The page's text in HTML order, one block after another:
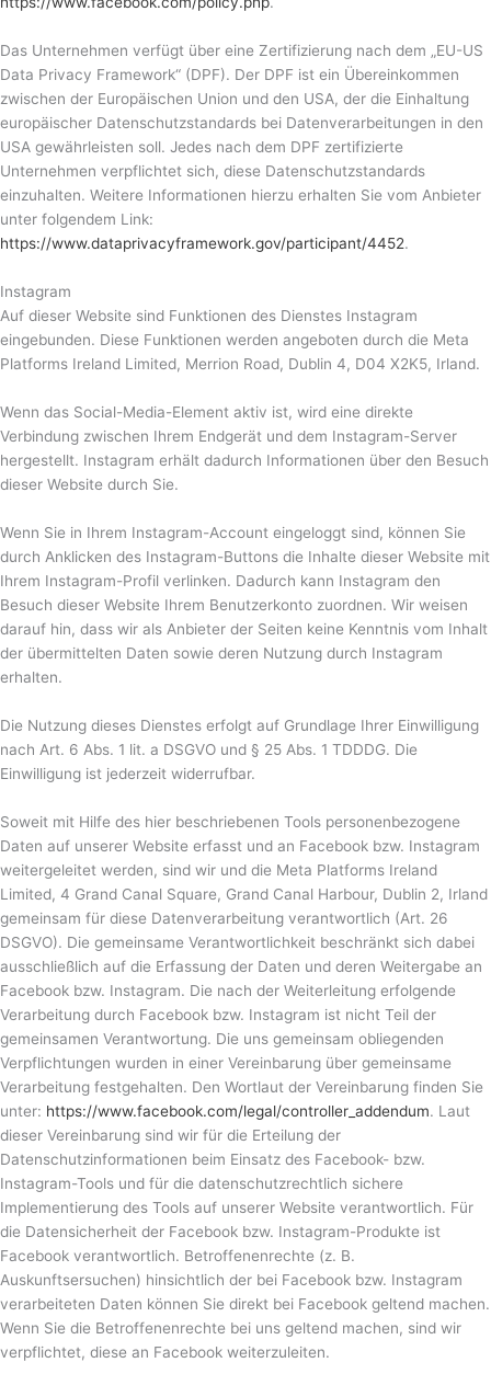
Das Unternehmen verfügt über eine Zertifizierung nach dem „EU-US
Data Privacy Framework“ (DPF). Der DPF ist ein Übereinkommen
zwischen der Europäischen Union und den USA, der die Einhaltung
europäischer Datenschutzstandards bei Datenverarbeitungen in den
USA gewährleisten soll. Jedes nach dem DPF zertifizierte
Unternehmen verpflichtet sich, diese Datenschutzstandards
einzuhalten. Weitere Informationen hierzu erhalten Sie vom Anbieter
unter folgendem Link:
https://www.dataprivacyframework.gov/participant/4452.
Instagram
Auf dieser Website sind Funktionen des Dienstes Instagram
eingebunden. Diese Funktionen werden angeboten durch die Meta
Platforms Ireland Limited, Merrion Road, Dublin 4, D04 X2K5, Irland.
Wenn das Social-Media-Element aktiv ist, wird eine direkte
Verbindung zwischen Ihrem Endgerät und dem Instagram-Server
hergestellt. Instagram erhält dadurch Informationen über den Besuch
dieser Website durch Sie.
Wenn Sie in Ihrem Instagram-Account eingeloggt sind, können Sie
durch Anklicken des Instagram-Buttons die Inhalte dieser Website mit
Ihrem Instagram-Profil verlinken. Dadurch kann Instagram den
Besuch dieser Website Ihrem Benutzerkonto zuordnen. Wir weisen
darauf hin, dass wir als Anbieter der Seiten keine Kenntnis vom Inhalt
der übermittelten Daten sowie deren Nutzung durch Instagram
erhalten.
Die Nutzung dieses Dienstes erfolgt auf Grundlage Ihrer Einwilligung
nach Art. 6 Abs. 1 lit. a DSGVO und § 25 Abs. 1 TDDDG. Die
Einwilligung ist jederzeit widerrufbar.
Soweit mit Hilfe des hier beschriebenen Tools personenbezogene
Daten auf unserer Website erfasst und an Facebook bzw. Instagram
weitergeleitet werden, sind wir und die Meta Platforms Ireland
Limited, 4 Grand Canal Square, Grand Canal Harbour, Dublin 2, Irland
gemeinsam für diese Datenverarbeitung verantwortlich (Art. 26
DSGVO). Die gemeinsame Verantwortlichkeit beschränkt sich dabei
ausschließlich auf die Erfassung der Daten und deren Weitergabe an
Facebook bzw. Instagram. Die nach der Weiterleitung erfolgende
Verarbeitung durch Facebook bzw. Instagram ist nicht Teil der
gemeinsamen Verantwortung. Die uns gemeinsam obliegenden
Verpflichtungen wurden in einer Vereinbarung über gemeinsame
Verarbeitung festgehalten. Den Wortlaut der Vereinbarung finden Sie
unter: https://www.facebook.com/legal/controller_addendum. Laut
dieser Vereinbarung sind wir für die Erteilung der
Datenschutzinformationen beim Einsatz des Facebook- bzw.
Instagram-Tools und für die datenschutzrechtlich sichere
Implementierung des Tools auf unserer Website verantwortlich. Für
die Datensicherheit der Facebook bzw. Instagram-Produkte ist
Facebook verantwortlich. Betroffenenrechte (z. B.
Auskunftsersuchen) hinsichtlich der bei Facebook bzw. Instagram
verarbeiteten Daten können Sie direkt bei Facebook geltend machen.
Wenn Sie die Betroffenenrechte bei uns geltend machen, sind wir
verpflichtet, diese an Facebook weiterzuleiten.